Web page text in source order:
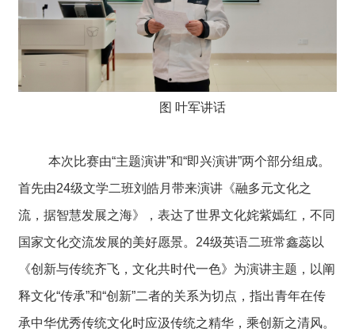
图 叶军讲话
本次比赛由“主题演讲”和“即兴演讲”两个部分组成。
首先由24级文学二班刘皓月带来演讲《融多元文化之
流，据智慧发展之海》，表达了世界文化姹紫嫣红，不同
国家文化交流发展的美好愿景。24级英语二班常鑫蕊以
《创新与传统齐飞，文化共时代一色》为演讲主题，以阐
释文化“传承”和“创新”二者的关系为切点，指出青年在传
承中华优秀传统文化时应汲传统之精华，乘创新之清风。